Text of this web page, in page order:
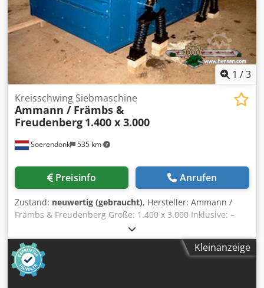
1 /3
Soerendonk 535 km
Kreisschwing Siebmaschine
Ammann / Främbs &
Freudenberg 1.400 x 3.000
Preisinfo Anrufen
Zustand: neuwertig (gebraucht), Hersteller: Ammann /
Främbs & Freudenberg Große: 1.400 x 3.000 Inklusive: –
Antrieb Cjdeg Snutspfx Af Ejrf – Gelenkwellen –
Federelemente Siebmaschine is überholt, gestrahlt und
lackiert.
Kleinanzeige